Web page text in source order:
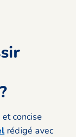
concise
rédigé avec